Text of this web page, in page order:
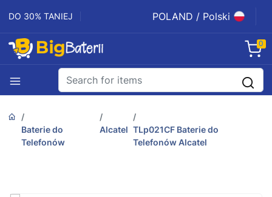
DO 30% TANIEJ POLAND / Polski
0
Baterie do
Telefonów
Alcatel TLp021CF Baterie do
Telefonów Alcatel